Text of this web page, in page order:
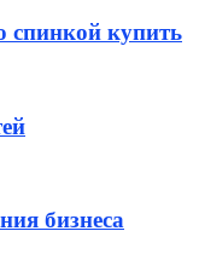
спинкой купить
бизнеса